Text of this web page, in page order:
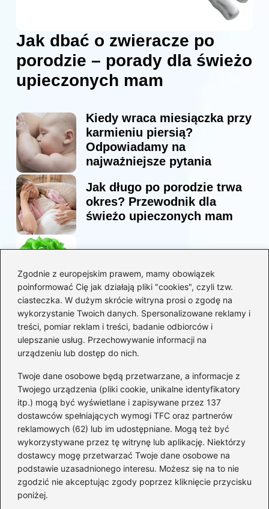
Zgodnie z europejskim prawem, mamy obowiązek
poinformować Cię jak działają pliki "cookies", czyli tzw.
ciasteczka. W dużym skrócie witryna prosi o zgodę na
wykorzystanie Twoich danych. Spersonalizowane reklamy i
treści, pomiar reklam i treści, badanie odbiorców i
ulepszanie usług. Przechowywanie informacji na
urządzeniu lub dostęp do nich.
Twoje dane osobowe będą przetwarzane, a informacje z
Twojego urządzenia (pliki cookie, unikalne identyfikatory
itp.) mogą być wyświetlane i zapisywane przez 137
dostawców spełniających wymogi TFC oraz partnerów
reklamowych (62) lub im udostępniane. Mogą też być
wykorzystywane przez tę witrynę lub aplikację. Niektórzy
dostawcy mogę przetwarzać Twoje dane osobowe na
podstawie uzasadnionego interesu. Możesz się na to nie
zgodzić nie akceptując zgody poprzez kliknięcie przycisku
poniżej.
Jak dbać o zwieracze po
porodzie – porady dla świeżo
upieczonych mam
Kiedy wraca miesiączka przy
karmieniu piersią?
Odpowiadamy na
najważniejsze pytania
Jak długo po porodzie trwa
okres? Przewodnik dla
świeżo upieczonych mam
mam karmiących piersią
Jaką biblia dla dzieci
wybrać, aby wzbudzić ich
zainteresowanie?
Kategorie
Ciąża(130)
Dziecko(267)
Kobieta(132)
Rodzice (72)
Szkoła i edukacja(5)
Uroda(11)